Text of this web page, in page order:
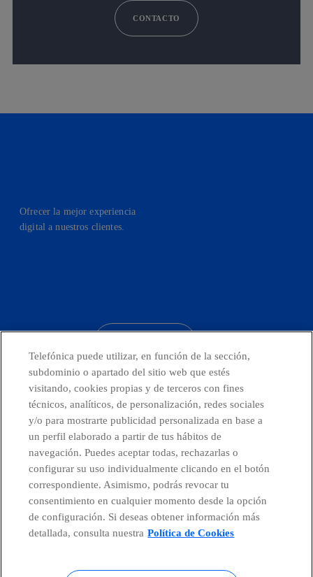
CONTACTO
Ofrecer la mejor experiencia
digital a nuestros clientes.
Telefónica en redes sociales
Canal de Denuncias
Centro Global Transparencia
Telefónica puede utilizar, en función de la sección,
subdominio o apartado del sitio web que estés
visitando, cookies propias y de terceros con fines
técnicos, analíticos, de personalización, redes sociales
y/o para mostrarte publicidad personalizada en base a
un perfil elaborado a partir de tus hábitos de
navegación. Puedes aceptar todas, rechazarlas o
configurar su uso individualmente clicando en el botón
correspondiente. Asimismo, podrás revocar tu
consentimiento en cualquier momento desde la opción
de configuración. Si deseas obtener información más
detallada, consulta nuestra Política de Cookies